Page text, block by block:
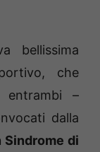
bellissima
che
entrambi –
dalla
Sindrome di